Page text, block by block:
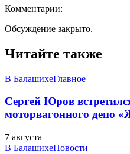
Комментарии:
Обсуждение закрыто.
Читайте также
В БалашихеГлавное
Сергей Юров
моторвагонного депо
7 августа
В БалашихеНовости